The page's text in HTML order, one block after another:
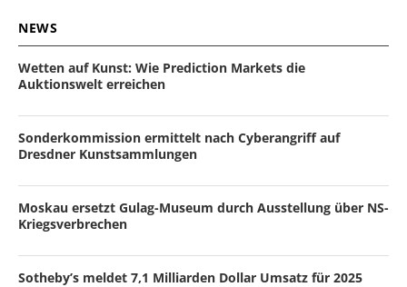
NEWS
Wetten auf Kunst: Wie Prediction Markets die
Auktionswelt erreichen
Sonderkommission ermittelt nach Cyberangriff auf
Dresdner Kunstsammlungen
Moskau ersetzt Gulag-Museum durch Ausstellung über NS-
Kriegsverbrechen
Sotheby’s meldet 7,1 Milliarden Dollar Umsatz für 2025